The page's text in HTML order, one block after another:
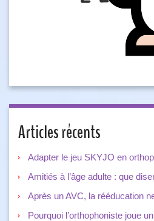
Articles récents
Adapter le jeu SKYJO en
Amitiés à l’âge adulte : que
Après un AVC, la rééducation
Pourquoi l’orthophoniste joue